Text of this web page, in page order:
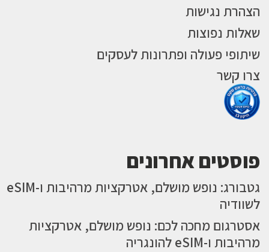
הצהרת נגישות
שאלות נפוצות
שיתופי פעולה ופתרונות לעסקים
צרו קשר
פוסטים אחרונים
גטבורג: נופש מושלם, אטרקציות מרהיבות ו-eSIM
לשוודיה
אסטרגום מחכה לכם: נופש מושלם, אטרקציות
מרהיבות ו-eSIM להונגריה